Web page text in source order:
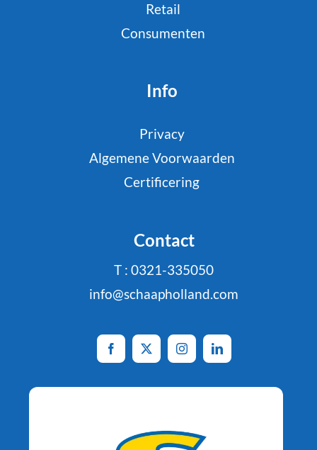
Retail
Consumenten
Info
Privacy
Algemene Voorwaarden
Certificering
Contact
T : 0321-335050
info@schaapholland.com